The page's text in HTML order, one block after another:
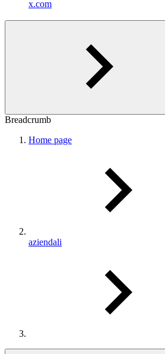
x.com
Breadcrumb
Home page
aziendali